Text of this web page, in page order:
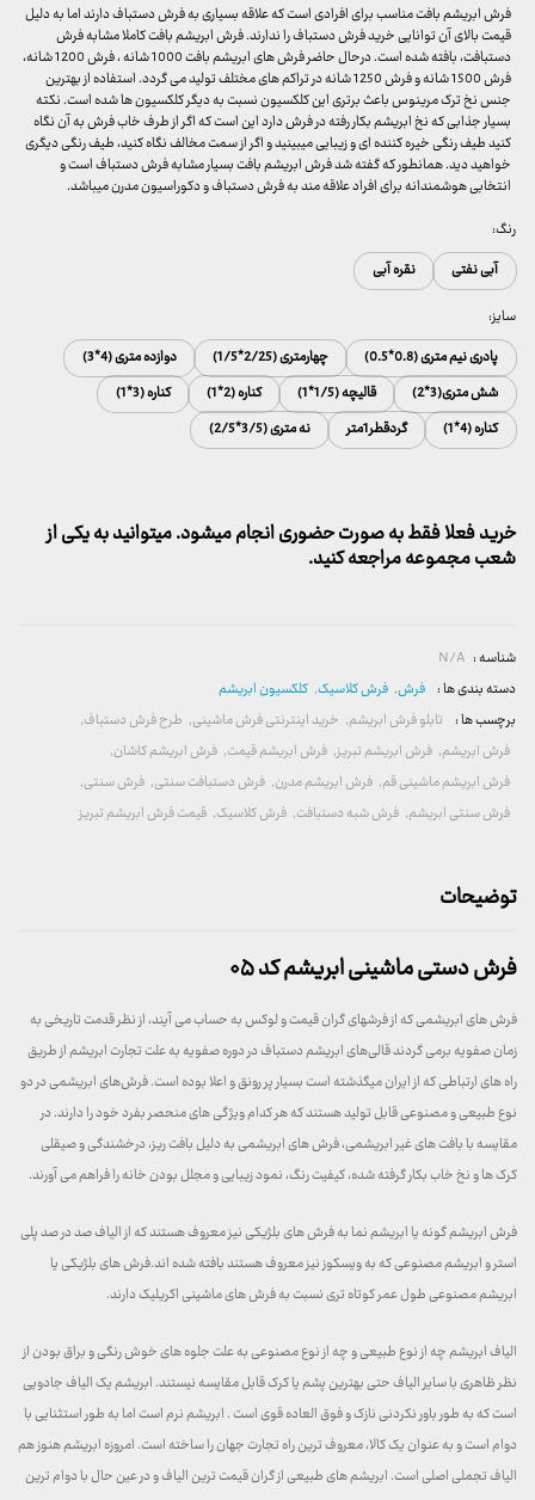
فرش ابریشم بافت مناسب برای افرادی است که علاقه بسیاری به فرش دستباف دارند اما به دلیل
قیمت بالای آن توانایی خرید فرش دستباف را ندارند. فرش ابریشم بافت کاملا مشابه فرش
دستبافت، بافته شده است. درحال حاضر فرش های ابریشم بافت 1000 شانه ، فرش 1200 شانه،
فرش 1500 شانه و فرش 1250 شانه در تراکم های مختلف تولید می گردد. استفاده از بهترین
جنس نخ ترک مرینوس باعث برتری این کلکسیون نسبت به دیگر کلکسیون ها شده است. نکته
بسیار جذابی که نخ ابریشم بکار رفته در فرش دارد این است که اگر از طرف خاب فرش به آن نگاه
کنید طیف رنگی خیره کننده ای و زیبایی میبینید و اگر از سمت مخالف نگاه کنید، طیف رنگی دیگری
خواهید دید. همانطور که گفته شد فرش ابریشم بافت بسیار مشابه فرش دستباف است و
انتخابی هوشمندانه برای افراد علاقه مند به فرش دستباف و دکوراسیون مدرن میباشد.
رنگ:
آبی نفتی
نقره آبی
سایز:
پادری نیم متری (0.8*0.5)
چهارمتری (2/25*1/5)
دوازده متری (4*3)
شش متری(3*2)
قالیچه (1/5*1) کناره (2*1)
کناره (3*1)
کناره (4*1)
گردقطر1متر نه متری (3/5*2/5)
خرید فعلا فقط به صورت حضوری انجام میشود. میتوانید به یکی از
شعب مجموعه مراجعه کنید.
شناسه : N/A
دسته بندی ها : فرش, فرش کلاسیک, کلکسیون ابریشم
برچسب ها : تابلو فرش ابریشم, خرید اینترنتی فرش ماشینی, طرح فرش دستباف,
فرش ابریشم, فرش ابریشم تبریز, فرش ابریشم قیمت, فرش ابریشم کاشان,
فرش ابریشم ماشینی قم, فرش ابریشم مدرن, فرش دستبافت سنتی, فرش سنتی,
فرش سنتی ابریشم, فرش شبه دستبافت, فرش کلاسیک, قیمت فرش ابریشم تبریز
توضیحات
فرش دستی ماشینی ابریشم کد ۰۵
فرش های ابریشمی که از فرشهای گران قیمت و لوکس به حساب می آیند، از نظر قدمت تاریخی به
زمان صفویه برمی گردند قالی‌های ابریشم دستباف در دوره صفویه به علت تجارت ابریشم از طریق
راه های ارتباطی که از ایران میگذشته است بسیار پر رونق و اعلا بوده است. فرش‌های ابریشمی در دو
نوع طبیعی و مصنوعی قابل تولید هستند که هر کدام ویژگی های منحصر بفرد خود را دارند. در
مقایسه با بافت های غیر ابریشمی، فرش های ابریشمی به دلیل بافت ریز، درخشندگی و صیقلی
کرک ها و نخ خاب بکار گرفته شده، کیفیت رنگ، نمود زیبایی و مجلل بودن خانه را فراهم می آورند.
فرش ابریشم گونه یا ابریشم نما به فرش های بلژیکی نیز معروف هستند که از الیاف صد در صد پلی
استر و ابریشم مصنوعی که به ویسکوز نیز معروف هستند بافته شده اند.فرش های بلژیکی یا
ابریشم مصنوعی طول عمر کوتاه تری نسبت به فرش های ماشینی اکریلیک دارند.
الیاف ابریشم چه از نوع طبیعی و چه از نوع مصنوعی به علت جلوه های خوش رنگی و براق بودن از
نظر ظاهری با سایر الیاف حتی بهترین پشم یا کرک قابل مقایسه نیستند. ابریشم یک الیاف جادویی
است که به طور باور نکردنی نازک و فوق العاده قوی است . ابریشم نرم است اما به طور استثنایی با
دوام است و به عنوان یک کالا، معروف‌ ترین راه تجارت جهان را ساخته است. امروزه ابریشم هنوز هم
الیاف تجملی اصلی است. ابریشم های طبیعی از گران قیمت ترین الیاف و در عین حال با دوام ترین